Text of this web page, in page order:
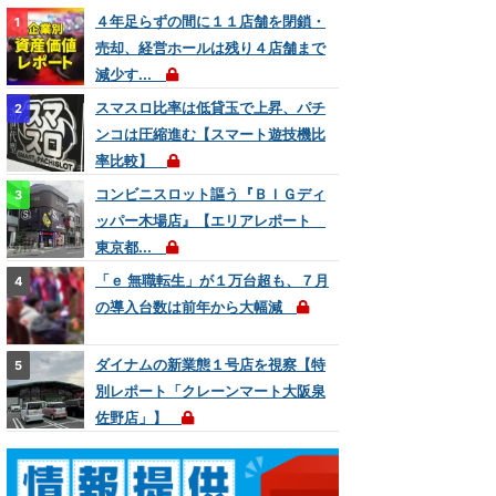
４年足らずの間に１１店舗を閉鎖・
売却、経営ホールは残り４店舗まで
減少す...
スマスロ比率は低貸玉で上昇、パチ
ンコは圧縮進む【スマート遊技機比
率比較】
コンビニスロット謳う『ＢＩＧディ
ッパー木場店』【エリアレポート
東京都...
「ｅ 無職転生」が１万台超も、７月
の導入台数は前年から大幅減
ダイナムの新業態１号店を視察【特
別レポート「クレーンマート大阪泉
佐野店」】